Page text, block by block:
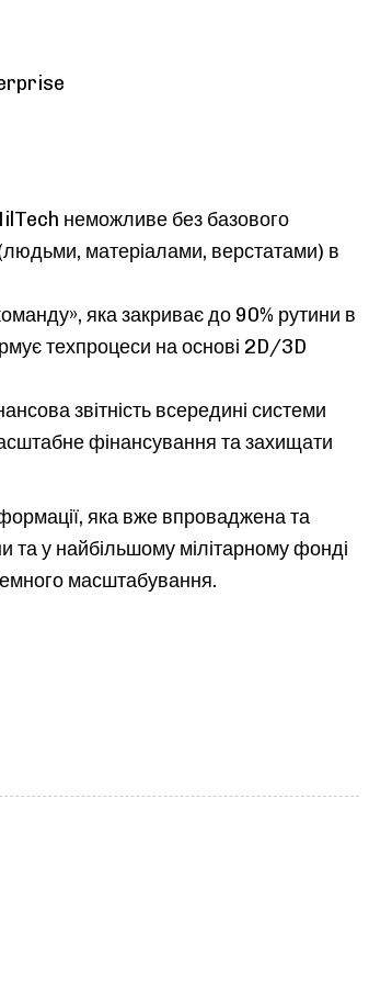
неможливе без базового
матеріалами, верстатами) в
яка закриває до 90% рутини в
техпроцеси на основі 2D/3D
звітність всередині системи
фінансування та захищати
яка вже впроваджена та
та у найбільшому мілітарному фонді
масштабування.